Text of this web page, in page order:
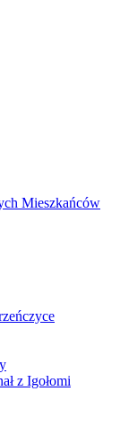
Mieszkańców
z Igołomi